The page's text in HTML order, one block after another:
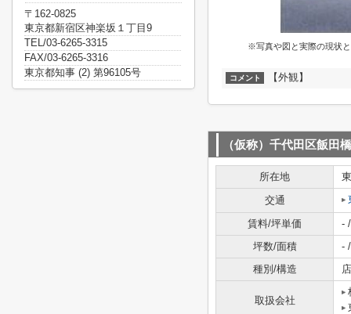
※写真や図と実際の現状
コメント 【外観】
（仮称）千代田区飯田
所在地
交通
賃料/坪単価
-
坪数/面積
-
種別/構造
取扱会社
〒162-0825
東京都新宿区神楽坂１丁目9
TEL/03-6265-3315
FAX/03-6265-3316
東京都知事 (2) 第96105号